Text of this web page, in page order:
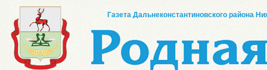
Газета Дальнеконстантиновского района